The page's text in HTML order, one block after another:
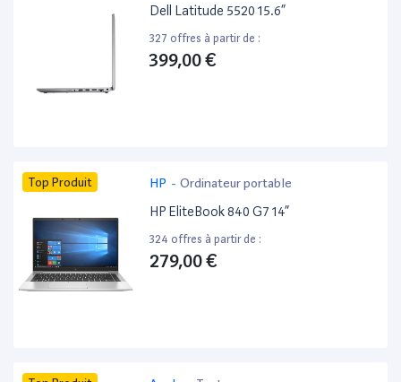
Dell Latitude 5520 15.6”
327 offres à partir de :
399,00 €
Top Produit HP - Ordinateur portable
HP EliteBook 840 G7 14”
324 offres à partir de :
279,00 €